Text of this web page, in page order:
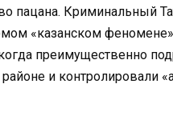
пацана. Криминальный
«казанском
преимущественно
и контролировали